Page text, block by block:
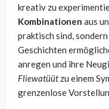
kreativ zu
Kombinationen aus
praktisch sind,
Geschichten
anregen und ihre
Fliewatüützu einem
grenzenlose